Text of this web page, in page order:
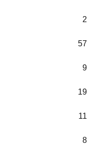
2
57
9
19
11
8